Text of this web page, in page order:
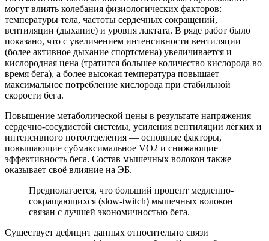
могут влиять колебания физиологических факторов:
температуры тела, частоты сердечных сокращений,
вентиляции (дыхание) и уровня лактата. В ряде работ было
показано, что с увеличением интенсивности вентиляции
(более активное дыхание спортсмена) увеличивается и
кислородная цена (тратится большее количество кислорода во
время бега), а более высокая температура повышает
максимальное потребление кислорода при стабильной
скорости бега.
Повышение метаболической цены в результате напряжения
сердечно-сосудистой системы, усиления вентиляции лёгких и
интенсивного потоотделения — основные факторы,
повышающие субмаксимальное VO2 и снижающие
эффективность бега. Состав мышечных волокон также
оказывает своё влияние на ЭБ.
Предполагается, что больший процент медленно-
сокращающихся (slow-twitch) мышечных волокон
связан с лучшей экономичностью бега.
Существует дефицит данных относительно связи